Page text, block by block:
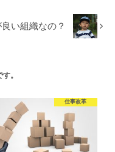
い組織なの？
。
仕事改革